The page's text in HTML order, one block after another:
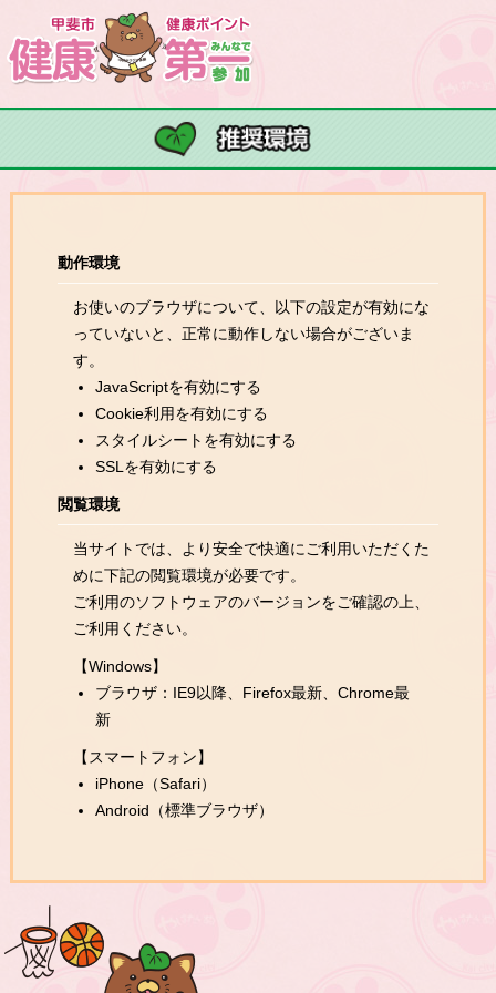
動作環境
お使いのブラウザについて、以下の設定が有効にな
っていないと、正常に動作しない場合がございま
す。
JavaScriptを有効にする
Cookie利用を有効にする
スタイルシートを有効にする
SSLを有効にする
閲覧環境
当サイトでは、より安全で快適にご利用いただくた
めに下記の閲覧環境が必要です。
ご利用のソフトウェアのバージョンをご確認の上、
ご利用ください。
【Windows】
ブラウザ：IE9以降、Firefox最新、Chrome最
新
【スマートフォン】
iPhone（Safari）
Android（標準ブラウザ）